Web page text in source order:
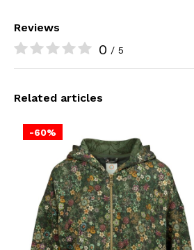
Reviews
0 / 5
Related articles
-60%